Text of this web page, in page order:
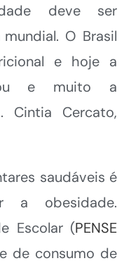
deve ser
O Brasil
e hoje a
e muito a
Cintia Cercato,
saudáveis é
a obesidade.
Escolar (PENSE
de consumo de